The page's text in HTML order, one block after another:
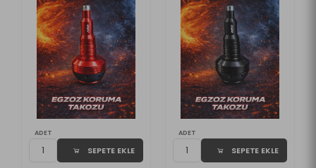
ADET
SEPETE EKLE
ADET
SEPETE EKLE